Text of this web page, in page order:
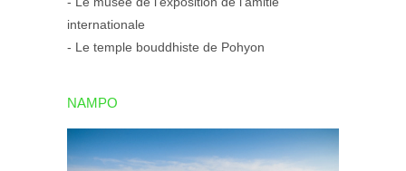
internationale
- Le temple bouddhiste de Pohyon
NAMPO